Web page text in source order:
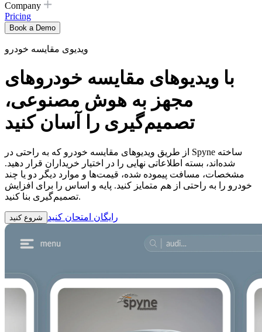
Company
Pricing
Book a Demo
ویدیوی مقایسه خودرو
با ویدیوهای مقایسه خودروهای
مجهز به هوش مصنوعی،
تصمیم‌گیری را آسان کنید
از طریق ویدیوهای مقایسه خودرو که به راحتی در Spyne ساخته
شده‌اند، بسته اطلاعاتی نهایی را در اختیار خریداران قرار دهید.
مشخصات، مسافت پیموده شده، قیمت‌ها و موارد دیگر دو یا چند
خودرو را به راحتی از هم متمایز کنید. پایه و اساس را برای افزایش
تصمیم‌گیری بنا کنید.
شروع کنید رایگان امتحان کنید